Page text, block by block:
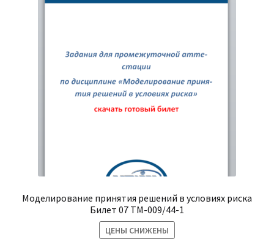
Моделирование принятия решений в условиях риска
Билет 07 ТМ-009/44-1
ЦЕНЫ СНИЖЕНЫ